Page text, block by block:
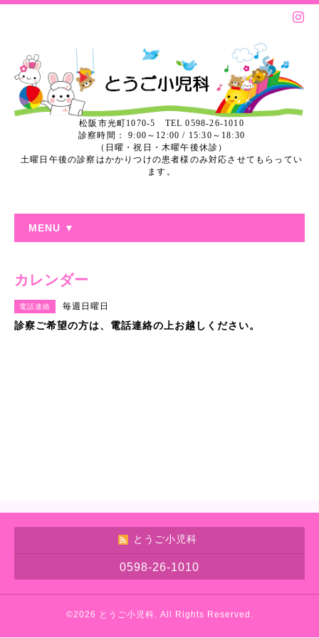
松阪市光町1070-5 TEL 0598-26-1010
診察時間： 9:00～12:00 / 15:30～18:30
（日曜・祝日・木曜午後休診）
土曜日午後の診察はかかりつけの患者様のみ対応させてもらってい
ます。
MENU ▼
カレンダー
電話連絡 毎週日曜日
診察ご希望の方は、電話連絡の上お越しください。
とうご小児科
0598-26-1010
©2026 とうご小児科 . All Rights Reserved.